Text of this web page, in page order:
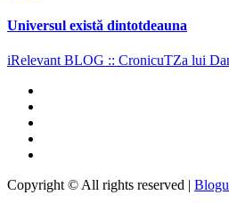
Universul există dintotdeauna
iRelevant BLOG :: CronicuTZa lui
Copyright © All rights reserved |